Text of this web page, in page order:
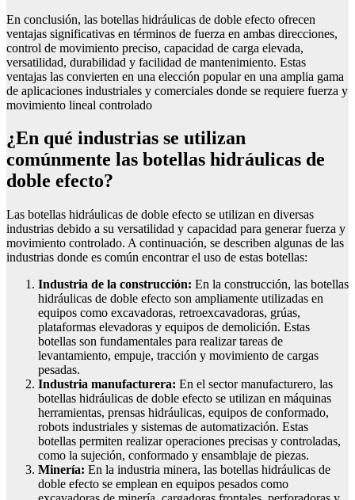
En conclusión, las botellas hidráulicas de doble efecto ofrecen
ventajas significativas en términos de fuerza en ambas direcciones,
control de movimiento preciso, capacidad de carga elevada,
versatilidad, durabilidad y facilidad de mantenimiento. Estas
ventajas las convierten en una elección popular en una amplia gama
de aplicaciones industriales y comerciales donde se requiere fuerza y
movimiento lineal controlado
¿En qué industrias se utilizan
comúnmente las botellas hidráulicas de
doble efecto?
Las botellas hidráulicas de doble efecto se utilizan en diversas
industrias debido a su versatilidad y capacidad para generar fuerza y
movimiento controlado. A continuación, se describen algunas de las
industrias donde es común encontrar el uso de estas botellas:
Industria de la construcción: En la construcción, las botellas
hidráulicas de doble efecto son ampliamente utilizadas en
equipos como excavadoras, retroexcavadoras, grúas,
plataformas elevadoras y equipos de demolición. Estas
botellas son fundamentales para realizar tareas de
levantamiento, empuje, tracción y movimiento de cargas
pesadas.
Industria manufacturera: En el sector manufacturero, las
botellas hidráulicas de doble efecto se utilizan en máquinas
herramientas, prensas hidráulicas, equipos de conformado,
robots industriales y sistemas de automatización. Estas
botellas permiten realizar operaciones precisas y controladas,
como la sujeción, conformado y ensamblaje de piezas.
Minería: En la industria minera, las botellas hidráulicas de
doble efecto se emplean en equipos pesados como